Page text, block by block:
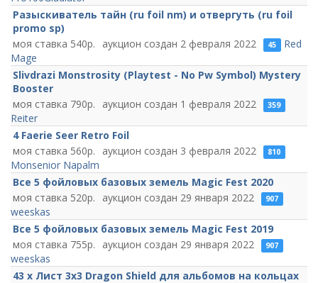
Разыскиватель тайн (ru foil nm) и отвергуть (ru foil
promo sp)
540
2 февраля 2022 45
Red
Mage
Slivdrazi Monstrosity (Playtest - No Pw Symbol) Mystery
Booster
790
1 февраля 2022 359
Reiter
4 Faerie Seer Retro Foil
560
3 февраля 2022 810
Monsenior Napalm
Все 5 фойловых базовых земель Magic Fest 2020
520
29 января 2022 907
weeskas
Все 5 фойловых базовых земель Magic Fest 2019
755
29 января 2022 907
weeskas
43 х Лист 3х3 Dragon Shield для альбомов на кольцах